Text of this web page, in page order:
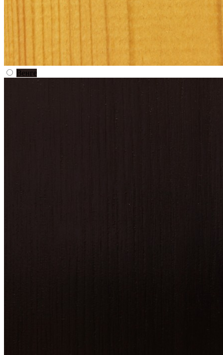
Венге